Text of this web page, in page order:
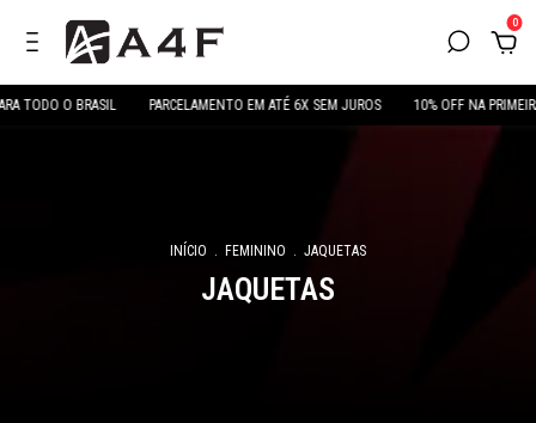
0
TODO O BRASIL PARCELAMENTO EM ATÉ 6X SEM JUROS 10% OFF NA
INÍCIO . FEMININO . JAQUETAS
JAQUETAS